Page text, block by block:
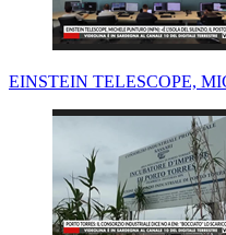
EINSTEIN TELESCOPE,